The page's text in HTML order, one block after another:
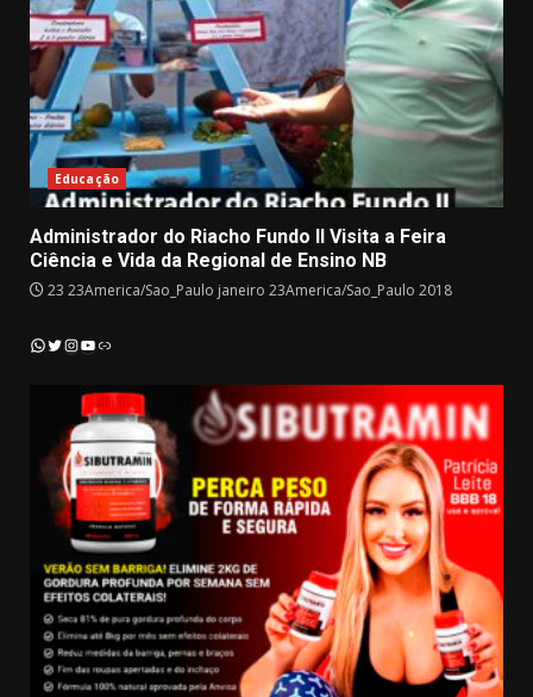
Educação
Administrador do Riacho Fundo II Visita a Feira
Ciência e Vida da Regional de Ensino NB
23 23America/Sao_Paulo janeiro 23America/Sao_Paulo 2018
WhatsApp
Twitter
Instagram
YouTube
Link